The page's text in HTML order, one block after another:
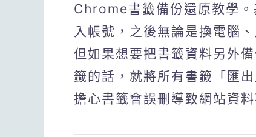
Chrome書籤備份還原教學
入帳號，之後無論是換電腦
但如果想要把書籤資料另外
籤的話，就將所有書籤「匯
擔心書籤會誤刪導致網站資料